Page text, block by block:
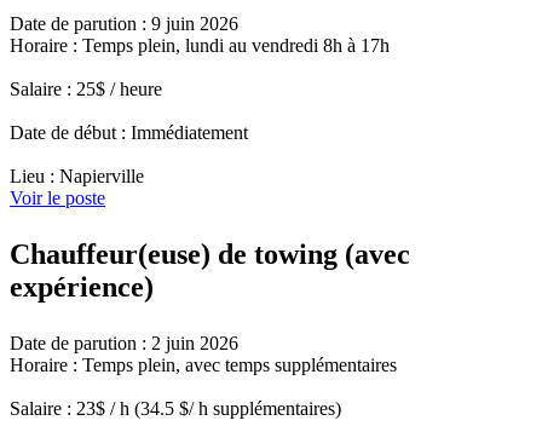
Date de parution : 9 juin 2026
Horaire : Temps plein, lundi au vendredi 8h à 17h
Salaire : 25$ / heure
Date de début : Immédiatement
Lieu : Napierville
Voir le poste
Chauffeur(euse) de towing (avec
expérience)
Date de parution : 2 juin 2026
Horaire : Temps plein, avec temps supplémentaires
Salaire : 23$ / h (34.5 $/ h supplémentaires)